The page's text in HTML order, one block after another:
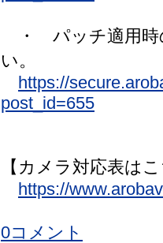
・ パッチ適用時
い。
https://
post_id=655
【カメラ対応表は
https://
0コメント